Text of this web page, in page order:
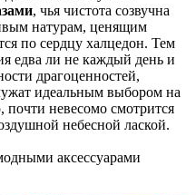
, чья чистота созвучна
натурам, ценящим
по сердцу халцедон. Тем
едва ли не каждый день и
драгоценностей,
идеальным выбором на
невесомо смотрится
небесной лаской.
аксессуарами